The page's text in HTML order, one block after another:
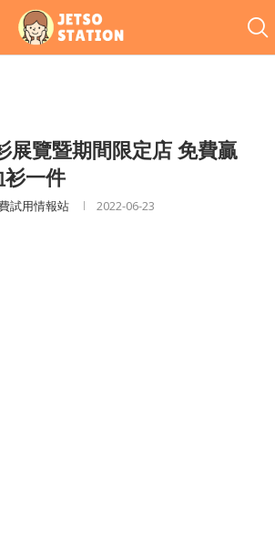
展覽暨期間限定店 免費贏
一件
試用情報站 2022-06-23